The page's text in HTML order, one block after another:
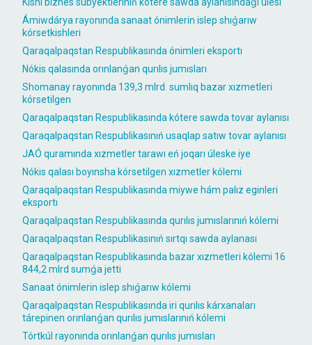
Kishi biznes subyektleriniń kótere sawda aylanısındaǵı úlesi
Ámiwdárya rayonında sanaat ónimlerin islep shıǵarıw
kórsetkishleri
Qaraqalpaqstan Respublikasında ónimleri eksportı
Nókis qalasında orınlanǵan qurılıs jumısları
Shomanay rayonında 139,3 mlrd. sumlıq bazar xızmetleri
kórsetilgen
Qaraqalpaqstan Respublikasında kótere sawda tovar aylanısı
Qaraqalpaqstan Respublikasınıń usaqlap satıw tovar aylanısı
JAÓ quramında xızmetler tarawı eń joqarı úleske iye
Nókis qalası boyınsha kórsetilgen xızmetler kólemi
Qaraqalpaqstan Respublikasında miywe hám palız eginleri
eksportı
Qaraqalpaqstan Respublikasında qurılıs jumıslarınıń kólemi
Qaraqalpaqstan Respublikasınıń sırtqı sawda aylanası
Qaraqalpaqstan Respublikasında bazar xızmetleri kólemi 16
844,2 mlrd sumǵa jetti
Sanaat ónimlerin islep shıǵarıw kólemi
Qaraqalpaqstan Respublikasında iri qurılıs kárxanaları
tárepinen orınlanǵan qurılıs jumıslarınıń kólemi
Tórtkúl rayonında orınlanǵan qurılıs jumısları